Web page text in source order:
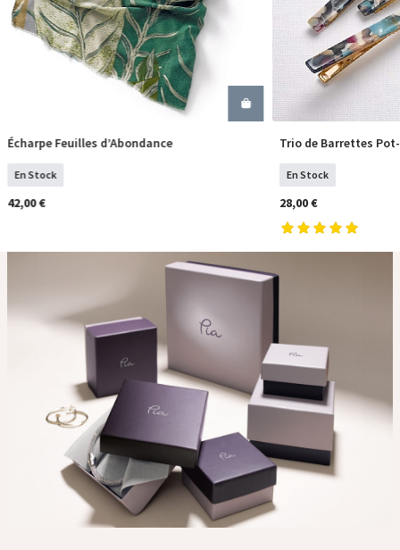
COMMANDER
Écharpe Feuilles d’Abondance
En Stock
42,00 €
Trio de Barrettes
En Stock
28,00 €